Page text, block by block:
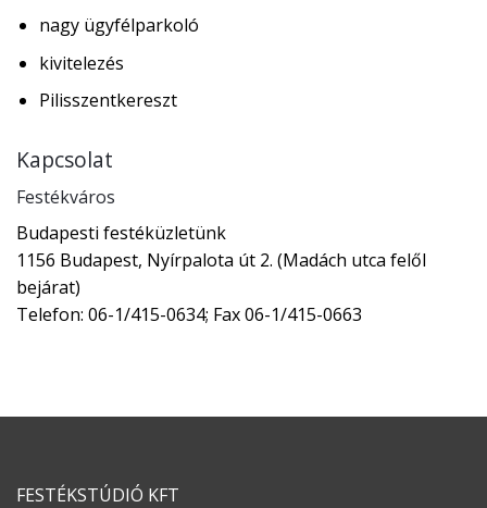
nagy ügyfélparkoló
kivitelezés
Pilisszentkereszt
Kapcsolat
Festékváros
Budapesti festéküzletünk
1156 Budapest, Nyírpalota út 2. (Madách utca felől
bejárat)
Telefon: 06-1/415-0634; Fax 06-1/415-0663
FESTÉKSTÚDIÓ KFT